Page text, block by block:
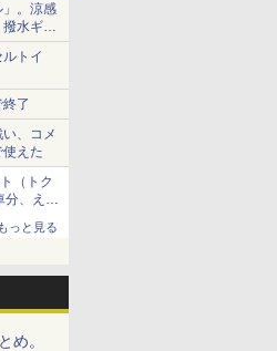
」。涼感
水ギア
トイ
了
、コメ
えた
（トク
分、えき
もっと見る
め。